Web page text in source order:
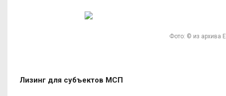
Фото: © из архива
Лизинг для субъектов МСП